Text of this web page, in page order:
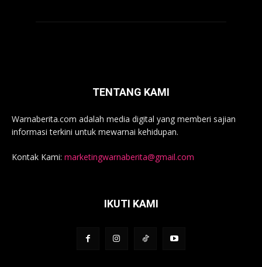
TENTANG KAMI
Warnaberita.com adalah media digital yang memberi sajian
informasi terkini untuk mewarnai kehidupan.
Kontak Kami: marketingwarnaberita@gmail.com
IKUTI KAMI